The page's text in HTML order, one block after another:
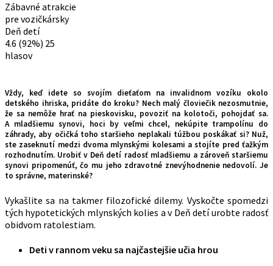
Zábavné atrakcie
pre vozičkársky
Deň detí
4.6 (92%) 25
hlasov
Vždy, keď idete so svojím dieťaťom na invalidnom vozíku okolo
detského ihriska, pridáte do kroku? Nech malý človiečik nezosmutnie,
že sa nemôže hrať na pieskovisku, povoziť na kolotoči, pohojdať sa.
A mladšiemu synovi, hoci by veľmi chcel, nekúpite trampolínu do
záhrady, aby očičká toho staršieho neplakali túžbou poskákať si? Nuž,
ste zaseknutí medzi dvoma mlynskými kolesami a stojíte pred ťažkým
rozhodnutím. Urobiť v Deň detí radosť mladšiemu a zároveň staršiemu
synovi pripomenúť, čo mu jeho zdravotné znevýhodnenie nedovolí. Je
to správne, materinské?
Vykašlite sa na takmer filozofické dilemy. Vyskočte spomedzi
tých hypotetických mlynských kolies a v Deň detí urobte radosť
obidvom ratolestiam.
Deti v rannom veku sa najčastejšie učia hrou